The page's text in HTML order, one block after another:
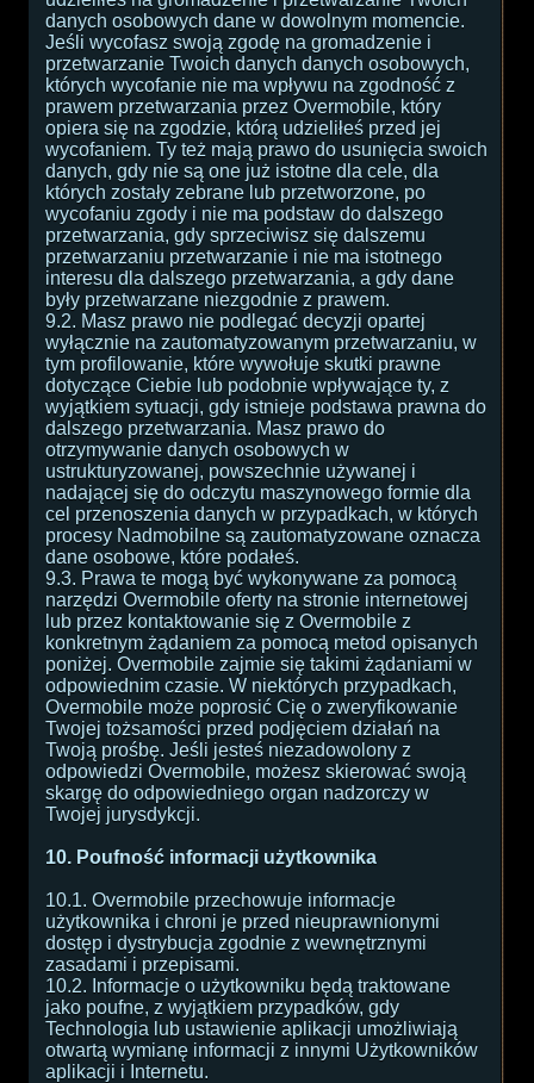
danych osobowych dane w dowolnym momencie.
Jeśli wycofasz swoją zgodę na gromadzenie i
przetwarzanie Twoich danych danych osobowych,
których wycofanie nie ma wpływu na zgodność z
prawem przetwarzania przez Overmobile, który
opiera się na zgodzie, którą udzieliłeś przed jej
wycofaniem. Ty też mają prawo do usunięcia swoich
danych, gdy nie są one już istotne dla cele, dla
których zostały zebrane lub przetworzone, po
wycofaniu zgody i nie ma podstaw do dalszego
przetwarzania, gdy sprzeciwisz się dalszemu
przetwarzaniu przetwarzanie i nie ma istotnego
interesu dla dalszego przetwarzania, a gdy dane
były przetwarzane niezgodnie z prawem.
9.2. Masz prawo nie podlegać decyzji opartej
wyłącznie na zautomatyzowanym przetwarzaniu, w
tym profilowanie, które wywołuje skutki prawne
dotyczące Ciebie lub podobnie wpływające ty, z
wyjątkiem sytuacji, gdy istnieje podstawa prawna do
dalszego przetwarzania. Masz prawo do
otrzymywanie danych osobowych w
ustrukturyzowanej, powszechnie używanej i
nadającej się do odczytu maszynowego formie dla
cel przenoszenia danych w przypadkach, w których
procesy Nadmobilne są zautomatyzowane oznacza
dane osobowe, które podałeś.
9.3. Prawa te mogą być wykonywane za pomocą
narzędzi Overmobile oferty na stronie internetowej
lub przez kontaktowanie się z Overmobile z
konkretnym żądaniem za pomocą metod opisanych
poniżej. Overmobile zajmie się takimi żądaniami w
odpowiednim czasie. W niektórych przypadkach,
Overmobile może poprosić Cię o zweryfikowanie
Twojej tożsamości przed podjęciem działań na
Twoją prośbę. Jeśli jesteś niezadowolony z
odpowiedzi Overmobile, możesz skierować swoją
skargę do odpowiedniego organ nadzorczy w
Twojej jurysdykcji.
10. Poufność informacji użytkownika
10.1. Overmobile przechowuje informacje
użytkownika i chroni je przed nieuprawnionymi
dostęp i dystrybucja zgodnie z wewnętrznymi
zasadami i przepisami.
10.2. Informacje o użytkowniku będą traktowane
jako poufne, z wyjątkiem przypadków, gdy
Technologia lub ustawienie aplikacji umożliwiają
otwartą wymianę informacji z innymi Użytkowników
aplikacji i Internetu.